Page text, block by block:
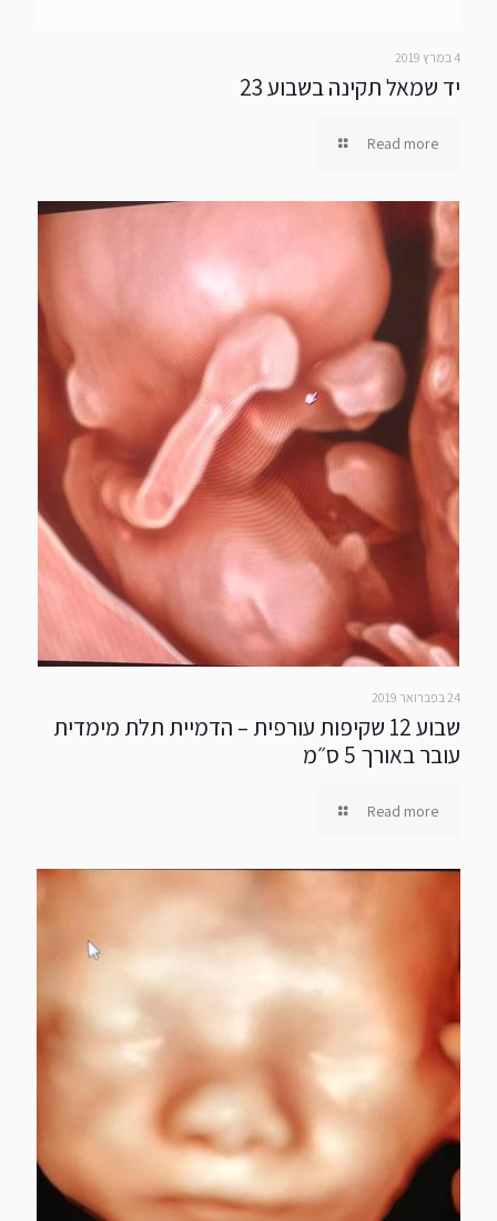
4 במרץ 2019
יד שמאל תקינה בשבוע 23
Read more
24 בפברואר 2019
שבוע 12 שקיפות עורפית – הדמיית תלת מימדית
עובר באורך 5 ס״מ
Read more